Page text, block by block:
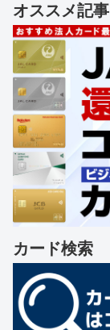
オススメ記事
カード検索